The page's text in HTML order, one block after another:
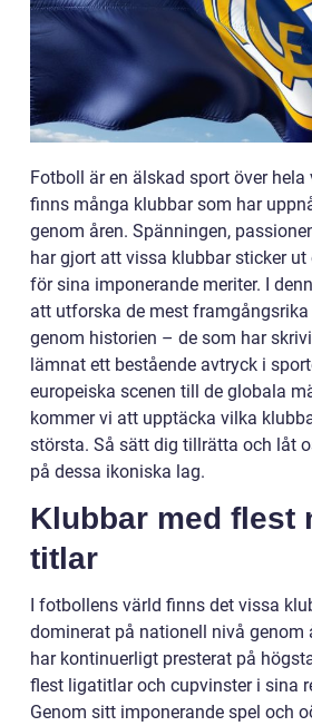
Fotboll är en älskad sport över hela
finns många klubbar som har
genom åren. Spänningen,
har gjort att vissa klubbar sticker
för sina imponerande meriter. I
att utforska de mest
genom historien – de som har
lämnat ett bestående avtryck i
europeiska scenen till de globala
kommer vi att upptäcka vilka
största. Så sätt dig tillrätta och låt
på dessa ikoniska lag.
Klubbar med flest
titlar
I fotbollens värld finns det vissa
dominerat på nationell nivå genom
har kontinuerligt presterat på
flest ligatitlar och cupvinster i sina
Genom sitt imponerande spel och